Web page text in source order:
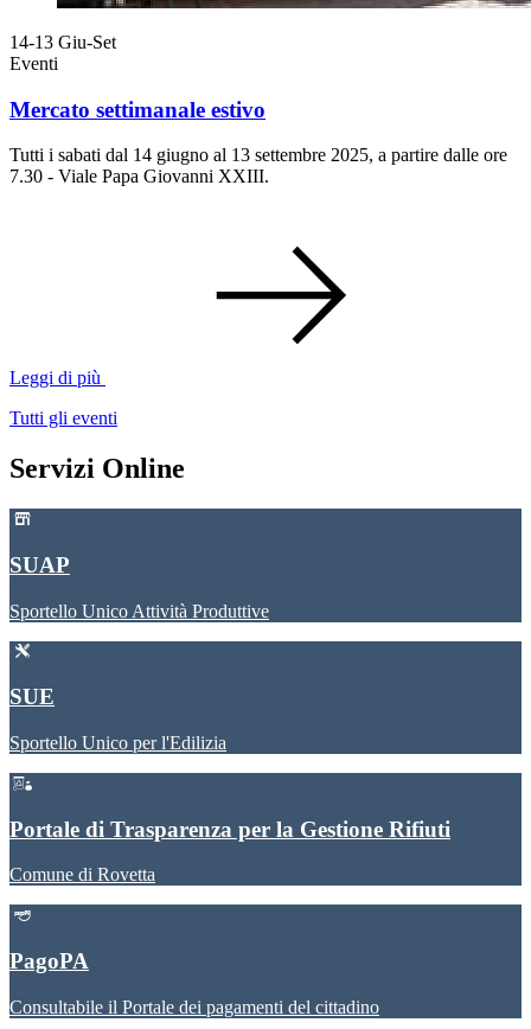
14-13 Giu-Set
Eventi
Mercato settimanale estivo
Tutti i sabati dal 14 giugno al 13 settembre 2025, a partire dalle ore
7.30 - Viale Papa Giovanni XXIII.
Leggi di più
Tutti gli eventi
Servizi Online
SUAP
Sportello Unico Attività Produttive
SUE
Sportello Unico per l'Edilizia
Portale di Trasparenza per la Gestione Rifiuti
Comune di Rovetta
PagoPA
Consultabile il Portale dei pagamenti del cittadino